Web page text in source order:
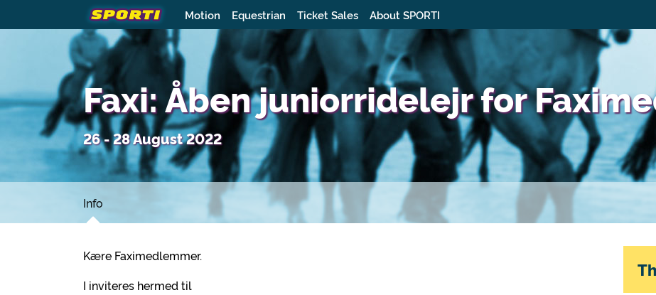
Motion Equestrian Ticket Sales About SPORTI
Faxi: Åben juniorridelejr for
26 - 28 August 2022
Info
Kære Faximedlemmer.
I inviteres hermed til